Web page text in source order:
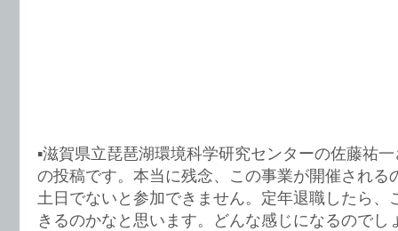
▪️滋賀県立琵琶湖環境科学研究センターの佐藤祐
の投稿です。本当に残念、この事業が開催される
土日でないと参加できません。定年退職したら、
きるのかなと思います。どんな感じになるのでし